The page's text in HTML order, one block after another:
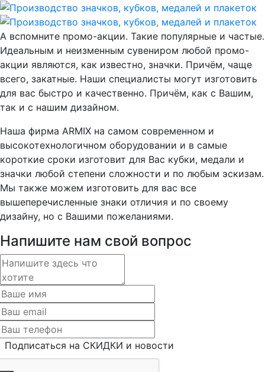
А вспомните промо-акции. Такие популярные и частые.
Идеальным и неизменным сувениром любой промо-
акции являются, как известно, значки. Причём, чаще
всего, закатные. Наши специалисты могут изготовить
для вас быстро и качественно. Причём, как с Вашим,
так и с нашим дизайном.
Наша фирма ARMIX на самом современном и
высокотехнологичном оборудовании и в самые
короткие сроки изготовит для Вас кубки, медали и
значки любой степени сложности и по любым эскизам.
Мы также можем изготовить для вас все
вышеперечисленные знаки отличия и по своему
дизайну, но с Вашими пожеланиями.
Напишите нам свой вопрос
на СКИДКИ и новости